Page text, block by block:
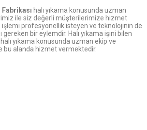
Fabrikası halı yıkama konusunda uzman
ile siz değerli müşterilerimize hizmet
işlemi profesyonellik isteyen ve teknolojinin de
gereken bir eylemdir. Halı yıkama işini bilen
yıkama konusunda uzman ekip ve
bu alanda hizmet vermektedir.